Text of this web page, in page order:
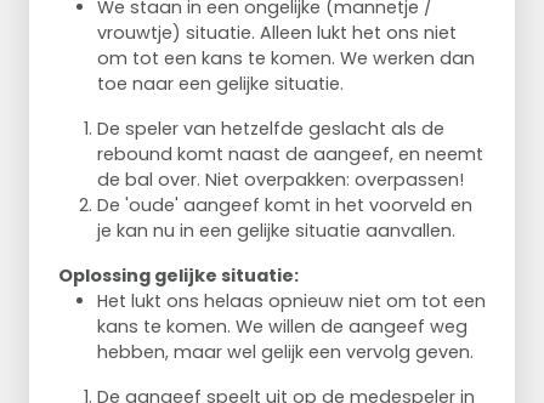
We staan in een ongelijke (mannetje /
vrouwtje) situatie. Alleen lukt het ons niet
om tot een kans te komen. We werken dan
toe naar een gelijke situatie.
De speler van hetzelfde geslacht als de
rebound komt naast de aangeef, en neemt
de bal over. Niet overpakken: overpassen!
De 'oude' aangeef komt in het voorveld en
je kan nu in een gelijke situatie aanvallen.
Oplossing gelijke situatie:
Het lukt ons helaas opnieuw niet om tot een
kans te komen. We willen de aangeef weg
hebben, maar wel gelijk een vervolg geven.
De aangeef speelt uit op de medespeler in